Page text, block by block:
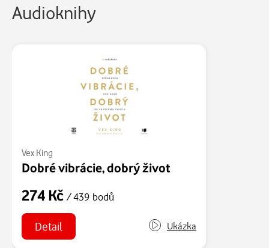
Audioknihy
Vex King
Dobré vibrácie, dobrý život
274 Kč / 439 bodů
Detail Ukázka